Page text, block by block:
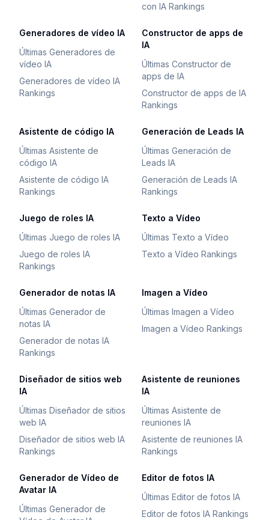
con IA Rankings
Generadores de vídeo IA
Últimas Generadores de
vídeo IA
Generadores de vídeo IA
Rankings
Constructor de apps de
IA
Últimas Constructor de
apps de IA
Constructor de apps de IA
Rankings
Asistente de código IA
Últimas Asistente de
código IA
Asistente de código IA
Rankings
Generación de Leads IA
Últimas Generación de
Leads IA
Generación de Leads IA
Rankings
Juego de roles IA
Últimas Juego de roles IA
Juego de roles IA
Rankings
Texto a Vídeo
Últimas Texto a Vídeo
Texto a Vídeo Rankings
Generador de notas IA
Últimas Generador de
notas IA
Generador de notas IA
Rankings
Imagen a Vídeo
Últimas Imagen a Vídeo
Imagen a Vídeo Rankings
Diseñador de sitios web
IA
Últimas Diseñador de sitios
web IA
Diseñador de sitios web IA
Rankings
Asistente de reuniones
IA
Últimas Asistente de
reuniones IA
Asistente de reuniones IA
Rankings
Generador de Vídeo de
Avatar IA
Últimas Generador de
Editor de fotos IA
Últimas Editor de fotos IA
Editor de fotos IA Rankings